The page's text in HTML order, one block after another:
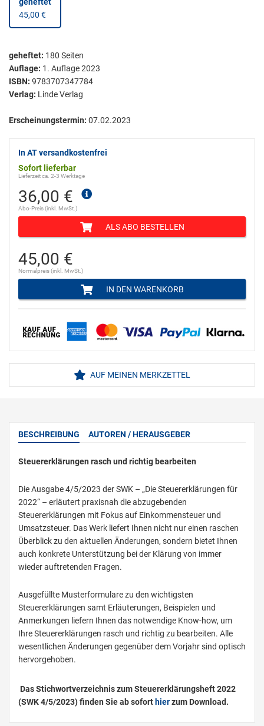
45,00 €
geheftet: 180 Seiten
Auflage: 1. Auflage 2023
ISBN: 9783707347784
Verlag: Linde Verlag
Erscheinungstermin: 07.02.2023
In AT versandkostenfrei
Sofort lieferbar
Lieferzeit ca. 2-3 Werktage
36,00 €
Abo-Preis (inkl. MwSt.)
ALS ABO BESTELLEN
45,00 €
Normalpreis (inkl. MwSt.)
IN DEN WARENKORB
AUF MEINEN MERKZETTEL
BESCHREIBUNG AUTOREN / HERAUSGEBER
Steuererklärungen rasch und richtig bearbeiten
Die Ausgabe 4/5/2023 der SWK – „Die Steuererklärungen für
2022“ – erläutert praxisnah die abzugebenden
Steuererklärungen mit Fokus auf Einkommensteuer und
Umsatzsteuer. Das Werk liefert Ihnen nicht nur einen raschen
Überblick zu den aktuellen Änderungen, sondern bietet Ihnen
auch konkrete Unterstützung bei der Klärung von immer
wieder auftretenden Fragen.
Ausgefüllte Musterformulare zu den wichtigsten
Steuererklärungen samt Erläuterungen, Beispielen und
Anmerkungen liefern Ihnen das notwendige Know-how, um
Ihre Steuererklärungen rasch und richtig zu bearbeiten. Alle
wesentlichen Änderungen gegenüber dem Vorjahr sind optisch
hervorgehoben.
Das Stichwortverzeichnis zum Steuererklärungsheft 2022
(SWK 4/5/2023) finden Sie ab sofort hierzum Download.